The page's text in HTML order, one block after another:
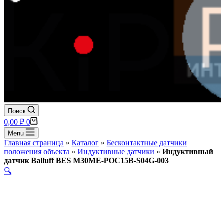
Поиск
Корзина
0,00 ₽ 0
Menu
Главная страница » Каталог » Бесконтактные датчики
положения объекта » Индуктивные датчики » Индуктивный
датчик Balluff BES M30ME-POC15B-S04G-003
🔍